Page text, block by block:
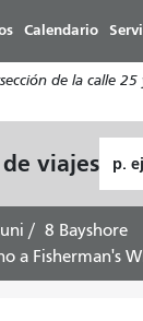
Calendario
de la calle
viajes de
8 Bayshore
a Fisherman's